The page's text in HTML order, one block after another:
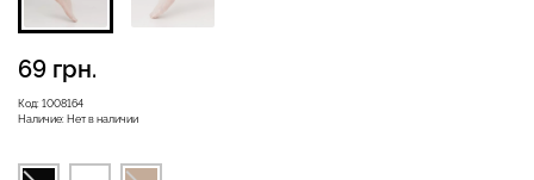
Код: 1008164
Наличие: Нет в наличии
69 грн.
Бесшовная бразилиана с
легкой коррекцией